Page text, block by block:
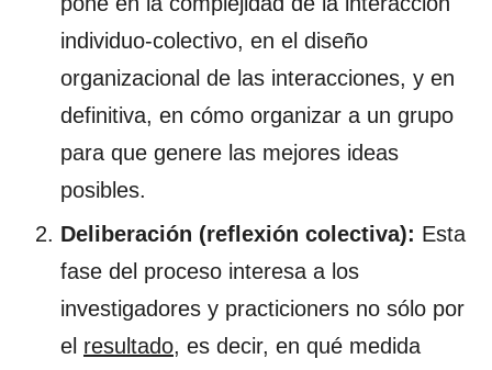
individuo-colectivo, en el diseño
organizacional de las interacciones, y en
definitiva, en cómo organizar a un grupo
para que genere las mejores ideas
posibles.
Deliberación (reflexión colectiva): Esta
fase del proceso interesa a los
investigadores y practicioners no sólo por
el resultado, es decir, en qué medida